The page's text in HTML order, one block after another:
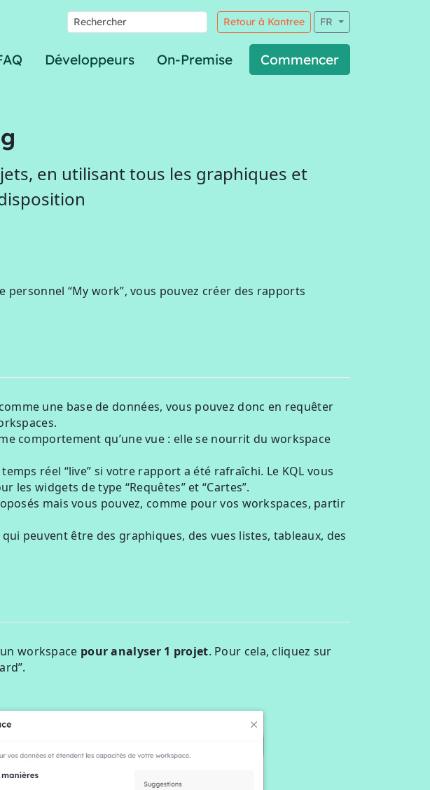
Retour à Kantree FR
Développeurs On-Premise Commencer
en utilisant tous les graphiques et
“My work”, vous pouvez créer des rapports
une base de données, vous pouvez donc en requêter
comportement qu’une vue : elle se nourrit du workspace
réel “live” si votre rapport a été rafraîchi. Le KQL vous
widgets de type “Requêtes” et “Cartes”.
mais vous pouvez, comme pour vos workspaces, partir
peuvent être des graphiques, des vues listes, tableaux, des
workspace pour analyser 1 projet. Pour cela, cliquez sur